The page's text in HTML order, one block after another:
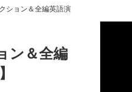
ション＆全編英語演
ン＆全編